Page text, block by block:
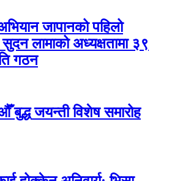
जापानको पहिलो
लामाको अध्यक्षतामा ३९
गठन
बुद्ध जयन्ती विशेष समारोह